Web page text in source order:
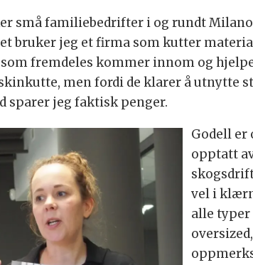
små familiebedrifter i og rundt
bruker jeg et firma som kutter
fremdeles kommer innom og
men fordi de klarer å utnytte
sparer jeg faktisk penger.
Godell er
opptatt
vel i
alle typer